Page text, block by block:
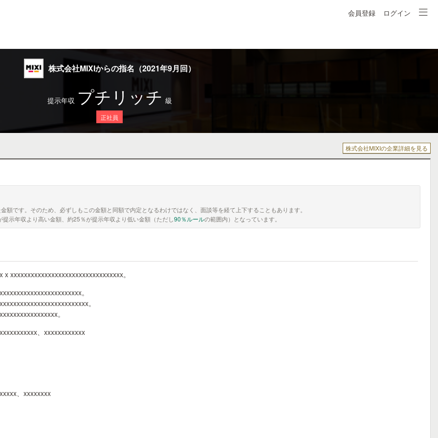
会員登録 ログイン
株式会社MIXIからの指名（2021年9月回）
提示年収 プチリッチ 級
正社員
株式会社MIXIの企業詳細を見る
です。そのため、必ずしもこの金額と同額で内定となるわけではなく、面談等を経て上下することもあります。
示年収より高い金額、約25％が提示年収より低い金額（ただし90％ルールの範囲内）となっています。
xxxxxxxxxxxxxxxxxxxxxxxxxxxxxxxxx。
。
。
。
、xxxxxxxxxxxx
、xxxxxxxx